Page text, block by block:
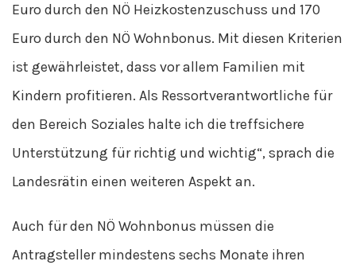
Euro durch den NÖ Heizkostenzuschuss und 170
Euro durch den NÖ Wohnbonus. Mit diesen Kriterien
ist gewährleistet, dass vor allem Familien mit
Kindern profitieren. Als Ressortverantwortliche für
den Bereich Soziales halte ich die treffsichere
Unterstützung für richtig und wichtig“, sprach die
Landesrätin einen weiteren Aspekt an.
Auch für den NÖ Wohnbonus müssen die
Antragsteller mindestens sechs Monate ihren